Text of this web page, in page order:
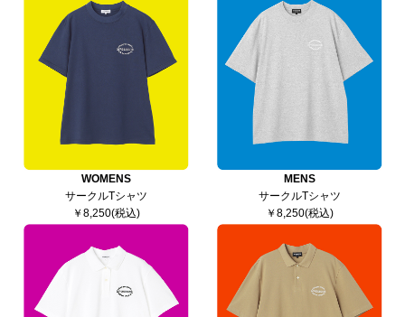
WOMENS
サークルTシャツ
￥8,250(税込)
MENS
サークルTシャツ
￥8,250(税込)